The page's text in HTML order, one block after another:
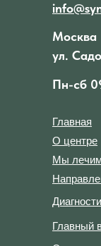
Москва
ул.
Пн-сб
Главная
О центре
Главный
Мы